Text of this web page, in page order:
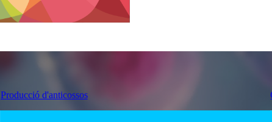
Producció d'anticossos